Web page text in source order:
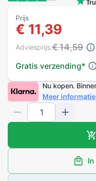
Prijs
€ 11,39
Gratis verzending*
Adviesprijs:€ 14,59
Nu kopen.
Meer informatie